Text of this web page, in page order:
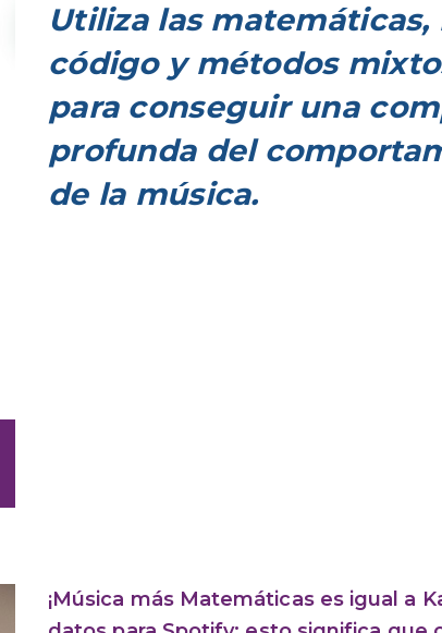
Utiliza las
código y métodos
para conseguir una
profunda del
de la música.
¡Música más Matemáticas es igual a